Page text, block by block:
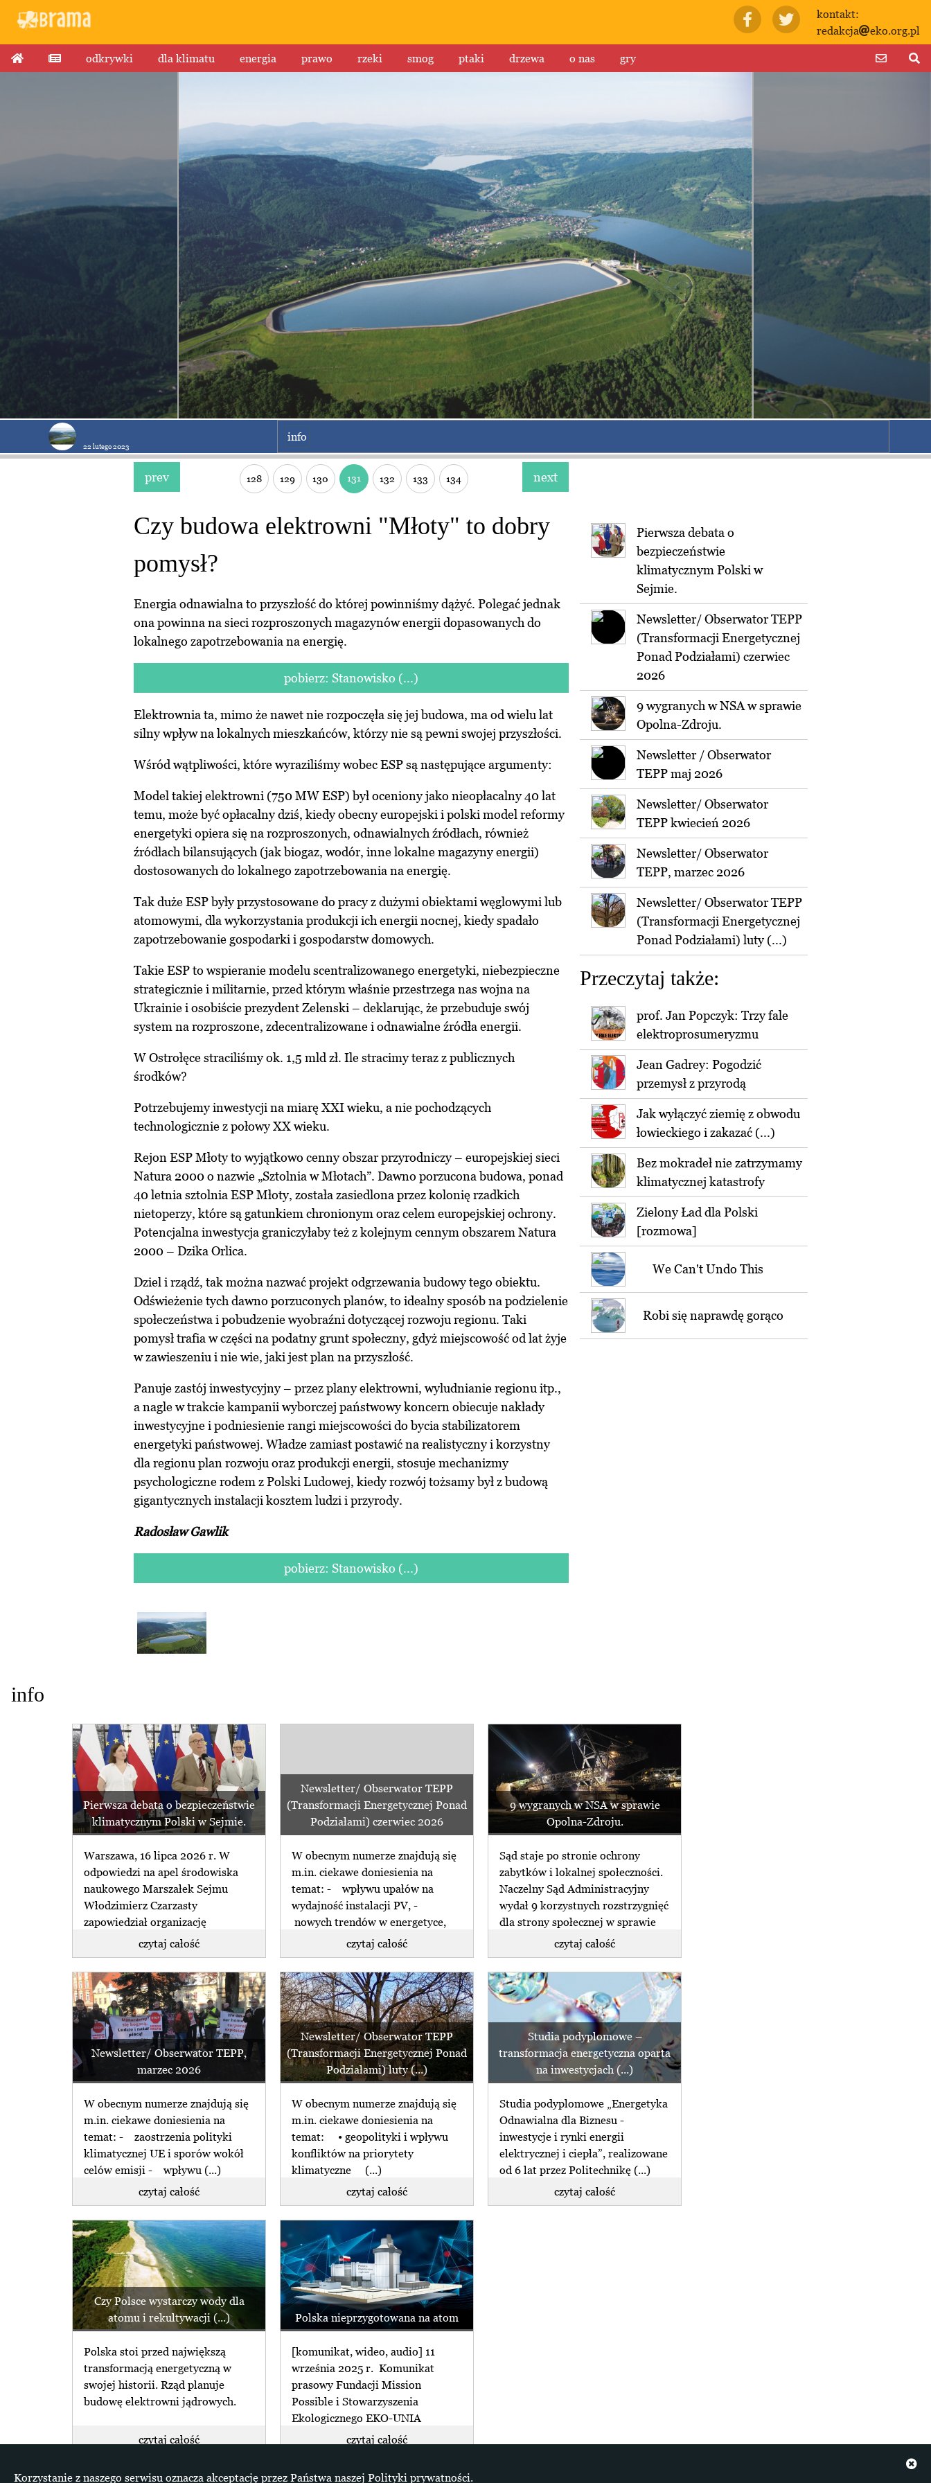
kontakt:
redakcja
eko.org.pl
odkrywki dla klimatu energia prawo rzeki smog ptaki drzewa o nas gry
22 lutego 2023
info
prev 128 129 130 131 132 133 134 next
Czy budowa elektrowni "Młoty" to dobry
pomysł?
Energia odnawialna to przyszłość do której powinniśmy dążyć. Polegać jednak
ona powinna na sieci rozproszonych magazynów energii dopasowanych do
lokalnego zapotrzebowania na energię.
pobierz: Stanowisko (...)
Elektrownia ta, mimo że nawet nie rozpoczęła się jej budowa, ma od wielu lat
silny wpływ na lokalnych mieszkańców, którzy nie są pewni swojej przyszłości.
Wśród wątpliwości, które wyraziliśmy wobec ESP są następujące argumenty:
Model takiej elektrowni (750 MW ESP) był oceniony jako nieopłacalny 40 lat
temu, może być opłacalny dziś, kiedy obecny europejski i polski model reformy
energetyki opiera się na rozproszonych, odnawialnych źródłach, również
źródłach bilansujących (jak biogaz, wodór, inne lokalne magazyny energii)
dostosowanych do lokalnego zapotrzebowania na energię.
Tak duże ESP były przystosowane do pracy z dużymi obiektami węglowymi lub
atomowymi, dla wykorzystania produkcji ich energii nocnej, kiedy spadało
zapotrzebowanie gospodarki i gospodarstw domowych.
Takie ESP to wspieranie modelu scentralizowanego energetyki, niebezpieczne
strategicznie i militarnie, przed którym właśnie przestrzega nas wojna na
Ukrainie i osobiście prezydent Zelenski – deklarując, że przebuduje swój
system na rozproszone, zdecentralizowane i odnawialne źródła energii.
W Ostrołęce straciliśmy ok. 1,5 mld zł. Ile stracimy teraz z publicznych
środków?
Potrzebujemy inwestycji na miarę XXI wieku, a nie pochodzących
technologicznie z połowy XX wieku.
Rejon ESP Młoty to wyjątkowo cenny obszar przyrodniczy – europejskiej sieci
Natura 2000 o nazwie „Sztolnia w Młotach”. Dawno porzucona budowa, ponad
40 letnia sztolnia ESP Młoty, została zasiedlona przez kolonię rzadkich
nietoperzy, które są gatunkiem chronionym oraz celem europejskiej ochrony.
Potencjalna inwestycja graniczyłaby też z kolejnym cennym obszarem Natura
2000 – Dzika Orlica.
Dziel i rządź, tak można nazwać projekt odgrzewania budowy tego obiektu.
Odświeżenie tych dawno porzuconych planów, to idealny sposób na podzielenie
społeczeństwa i pobudzenie wyobraźni dotyczącej rozwoju regionu. Taki
pomysł trafia w części na podatny grunt społeczny, gdyż miejscowość od lat żyje
w zawieszeniu i nie wie, jaki jest plan na przyszłość.
Panuje zastój inwestycyjny – przez plany elektrowni, wyludnianie regionu itp.,
a nagle w trakcie kampanii wyborczej państwowy koncern obiecuje nakłady
inwestycyjne i podniesienie rangi miejscowości do bycia stabilizatorem
energetyki państwowej. Władze zamiast postawić na realistyczny i korzystny
dla regionu plan rozwoju oraz produkcji energii, stosuje mechanizmy
psychologiczne rodem z Polski Ludowej, kiedy rozwój tożsamy był z budową
gigantycznych instalacji kosztem ludzi i przyrody.
Radosław Gawlik
pobierz: Stanowisko (...)
Pierwsza debata o
bezpieczeństwie
klimatycznym Polski w
Sejmie.
Newsletter/ Obserwator TEPP
(Transformacji Energetycznej
Ponad Podziałami) czerwiec
2026
9 wygranych w NSA w sprawie
Opolna-Zdroju.
Newsletter / Obserwator
TEPP maj 2026
Newsletter/ Obserwator
TEPP kwiecień 2026
Newsletter/ Obserwator
TEPP, marzec 2026
Newsletter/ Obserwator TEPP
(Transformacji Energetycznej
Ponad Podziałami) luty (...)
Przeczytaj także:
prof. Jan Popczyk: Trzy fale
elektroprosumeryzmu
Jean Gadrey: Pogodzić
przemysł z przyrodą
Jak wyłączyć ziemię z obwodu
łowieckiego i zakazać (...)
Bez mokradeł nie zatrzymamy
klimatycznej katastrofy
Zielony Ład dla Polski
[rozmowa]
We Can't Undo This
Robi się naprawdę gorąco
info
Pierwsza debata o bezpieczeństwie
klimatycznym Polski w Sejmie.
Warszawa, 16 lipca 2026 r. W
odpowiedzi na apel środowiska
naukowego Marszałek Sejmu
Włodzimierz Czarzasty
zapowiedział organizację
pierwszej w historii Polski (...)
czytaj całość
Newsletter/ Obserwator TEPP
(Transformacji Energetycznej Ponad
Podziałami) czerwiec 2026
W obecnym numerze znajdują się
m.in. ciekawe doniesienia na
temat: - wpływu upałów na
wydajność instalacji PV, -
nowych trendów w energetyce,
czytaj całość
9 wygranych w NSA w sprawie
Opolna-Zdroju.
Sąd staje po stronie ochrony
zabytków i lokalnej społeczności.
Naczelny Sąd Administracyjny
wydał 9 korzystnych rozstrzygnięć
dla strony społecznej w sprawie
czytaj całość
Newsletter/ Obserwator TEPP,
marzec 2026
W obecnym numerze znajdują się
m.in. ciekawe doniesienia na
temat: - zaostrzenia polityki
klimatycznej UE i sporów wokół
celów emisji - wpływu (...)
czytaj całość
Newsletter/ Obserwator TEPP
(Transformacji Energetycznej Ponad
Podziałami) luty (...)
W obecnym numerze znajdują się
m.in. ciekawe doniesienia na
temat: • geopolityki i wpływu
konfliktów na priorytety
klimatyczne (...)
czytaj całość
Studia podyplomowe –
transformacja energetyczna oparta
na inwestycjach (...)
Studia podyplomowe „Energetyka
Odnawialna dla Biznesu -
inwestycje i rynki energii
elektrycznej i ciepła”, realizowane
od 6 lat przez Politechnikę (...)
czytaj całość
Czy Polsce wystarczy wody dla
atomu i rekultywacji (...)
Polska stoi przed największą
transformacją energetyczną w
swojej historii. Rząd planuje
budowę elektrowni jądrowych.
czytaj całość
Polska nieprzygotowana na atom
[komunikat, wideo, audio] 11
września 2025 r. Komunikat
prasowy Fundacji Mission
Possible i Stowarzyszenia
Ekologicznego EKO-UNIA
czytaj całość
+ więcej z info
Korzystanie z naszego serwisu oznacza akceptację przez Państwa naszej Polityki prywatności.